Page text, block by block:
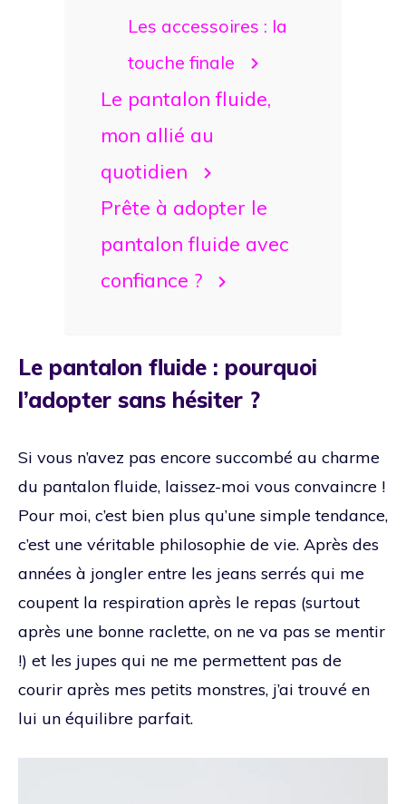
Les accessoires : la
touche finale
Le pantalon fluide,
mon allié au
quotidien
Prête à adopter le
pantalon fluide avec
confiance ?
Le pantalon fluide : pourquoi
l’adopter sans hésiter ?
Si vous n’avez pas encore succombé au charme
du pantalon fluide, laissez-moi vous convaincre !
Pour moi, c’est bien plus qu’une simple tendance,
c’est une véritable philosophie de vie. Après des
années à jongler entre les jeans serrés qui me
coupent la respiration après le repas (surtout
après une bonne raclette, on ne va pas se mentir
!) et les jupes qui ne me permettent pas de
courir après mes petits monstres, j’ai trouvé en
lui un équilibre parfait.